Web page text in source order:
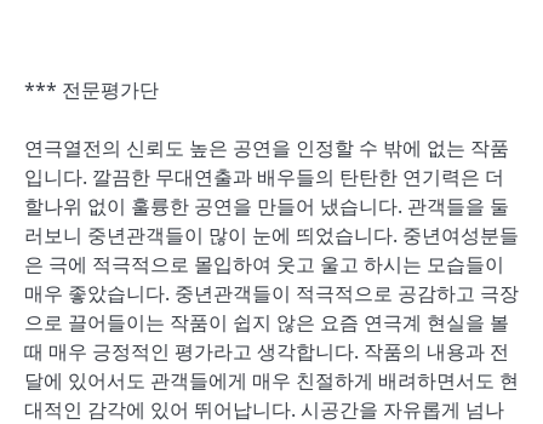
*** 전문평가단
연극열전의 신뢰도 높은 공연을 인정할 수 밖에 없는 작품
입니다. 깔끔한 무대연출과 배우들의 탄탄한 연기력은 더
할나위 없이 훌륭한 공연을 만들어 냈습니다. 관객들을 둘
러보니 중년관객들이 많이 눈에 띄었습니다. 중년여성분들
은 극에 적극적으로 몰입하여 웃고 울고 하시는 모습들이
매우 좋았습니다. 중년관객들이 적극적으로 공감하고 극장
으로 끌어들이는 작품이 쉽지 않은 요즘 연극계 현실을 볼
때 매우 긍정적인 평가라고 생각합니다. 작품의 내용과 전
달에 있어서도 관객들에게 매우 친절하게 배려하면서도 현
대적인 감각에 있어 뛰어납니다. 시공간을 자유롭게 넘나